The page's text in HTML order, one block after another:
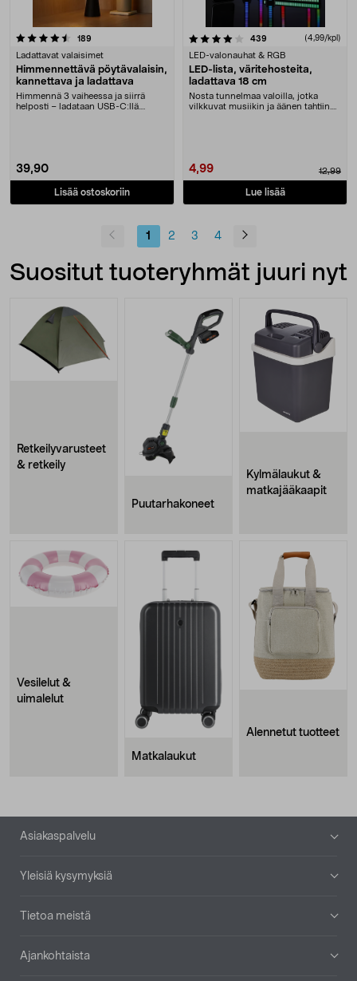
189
Ladattavat valaisimet
Himmennettävä pöytävalaisin,
kannettava ja ladattava
Himmennä 3 vaiheessa ja siirrä
helposti – ladataan USB-C:llä.
39,90
Lisää ostoskoriin
4.0 viidestä tähdestä 439 (4,99/kpl)
LED-valonauhat & RGB
LED-lista, väritehosteita,
ladattava 18 cm
Nosta tunnelmaa valoilla, jotka
vilkkuvat musiikin ja äänen tahtiin.
4,99 12,99
Lue lisää
1 2 3 4
Suositut tuoteryhmät juuri nyt
Retkeilyvarusteet
& retkeily
Puutarhakoneet
Kylmälaukut &
matkajääkaapit
Vesilelut &
uimalelut
Matkalaukut
Alennetut tuotteet
Alatunniste
Asiakaspalvelu
Yleisiä kysymyksiä
Tietoa meistä
Ajankohtaista